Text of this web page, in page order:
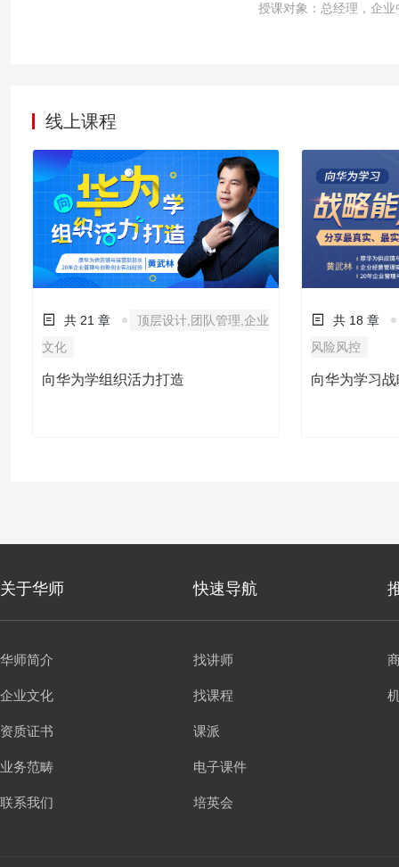
授课对象：总经理，企
线上课程
共 21 章
顶层设计,团队管理,企业
文化
向华为学组织活力打造
共 18 章
风险风控
向华为学习
关于华师 快速导航
华师简介
企业文化
资质证书
业务范畴
联系我们
找讲师
找课程
课派
电子课件
培英会